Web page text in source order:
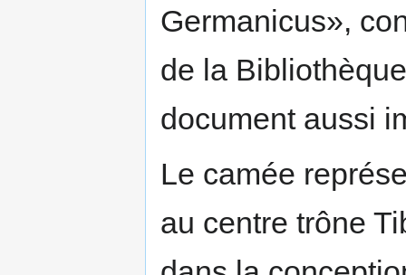
Germanicus»,
de la
document aussi
Le camée
au centre trône